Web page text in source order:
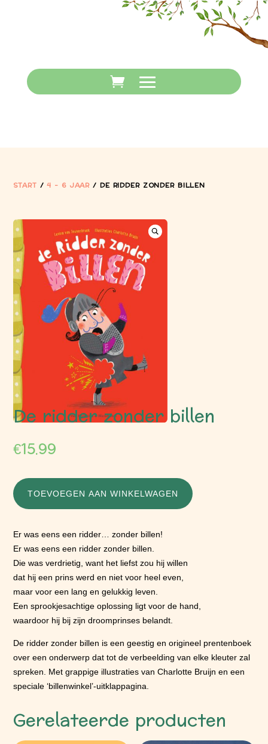
START /4 - 6 JAAR / DE RIDDER ZONDER BILLEN
De ridder zonder billen
€15.99
TOEVOEGEN AAN WINKELWAGEN
Er was eens een ridder… zonder billen!
Er was eens een ridder zonder billen.
Die was verdrietig, want het liefst zou hij willen
dat hij een prins werd en niet voor heel even,
maar voor een lang en gelukkig leven.
Een sprookjesachtige oplossing ligt voor de hand,
waardoor hij bij zijn droomprinses belandt.
De ridder zonder billen is een geestig en origineel prentenboek
over een onderwerp dat tot de verbeelding van elke kleuter zal
spreken. Met grappige illustraties van Charlotte Bruijn en een
speciale ‘billenwinkel’-uitklappagina.
Gerelateerde producten